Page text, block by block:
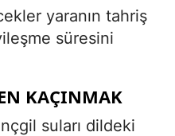
yaranın tahriş
süresini
KAÇINMAK
suları dildeki